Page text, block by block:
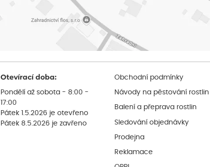
Otevírací doba:
Pondělí až sobota - 8:00 -
17:00
Pátek 1.5.2026 je otevřeno
Pátek 8.5.2026 je zavřeno
Obchodní podmínky
Návody na pěstování rostlin
Balení a přeprava rostlin
Sledování objednávky
Prodejna
Reklamace